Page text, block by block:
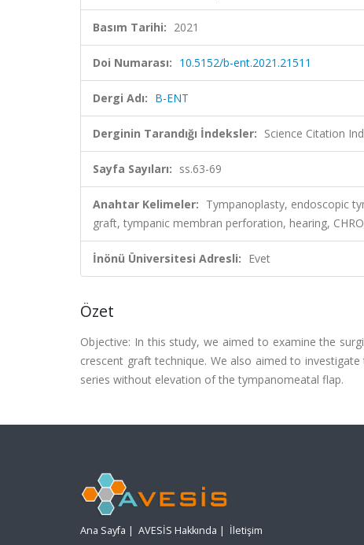
Basım Tarihi: 2021
Doi Numarası: 10.5152/b-ent.2021.21511
Dergi Adı: B-ENT
Derginin Tarandığı İndeksler: Science Citation
Sayfa Sayıları: ss.63-69
Anahtar Kelimeler: Tympanoplasty, endoscopic
graft, tympanic membran perforation, hearing,
İnönü Üniversitesi Adresli: Evet
Özet
Objective: In this study, we aimed to examine the
crescent graft technique. We also aimed to
series without elevation of the tympanomeatal flap.
Ana Sayfa | AVESİS Hakkında | İletişim